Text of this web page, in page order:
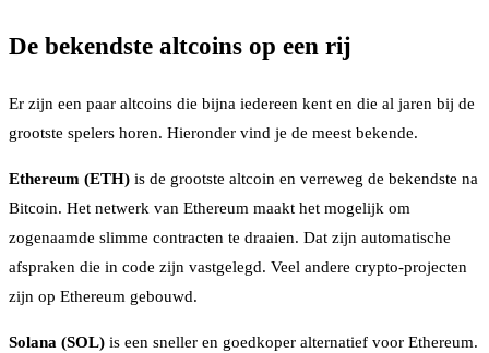
De bekendste altcoins op een rij
Er zijn een paar altcoins die bijna iedereen kent en die al jaren bij de
grootste spelers horen. Hieronder vind je de meest bekende.
Ethereum (ETH) is de grootste altcoin en verreweg de bekendste na
Bitcoin. Het netwerk van Ethereum maakt het mogelijk om
zogenaamde slimme contracten te draaien. Dat zijn automatische
afspraken die in code zijn vastgelegd. Veel andere crypto-projecten
zijn op Ethereum gebouwd.
Solana (SOL) is een sneller en goedkoper alternatief voor Ethereum.